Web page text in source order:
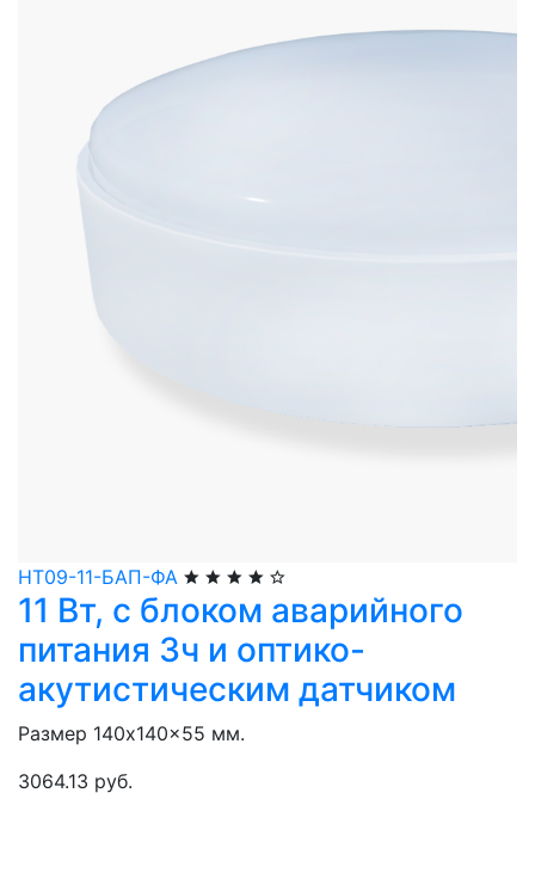
НТ09-11-БАП-ФА
11 Вт, с блоком аварийного
питания 3ч и оптико-
акутистическим датчиком
Размер 140x140x55 мм.
3064.13 руб.